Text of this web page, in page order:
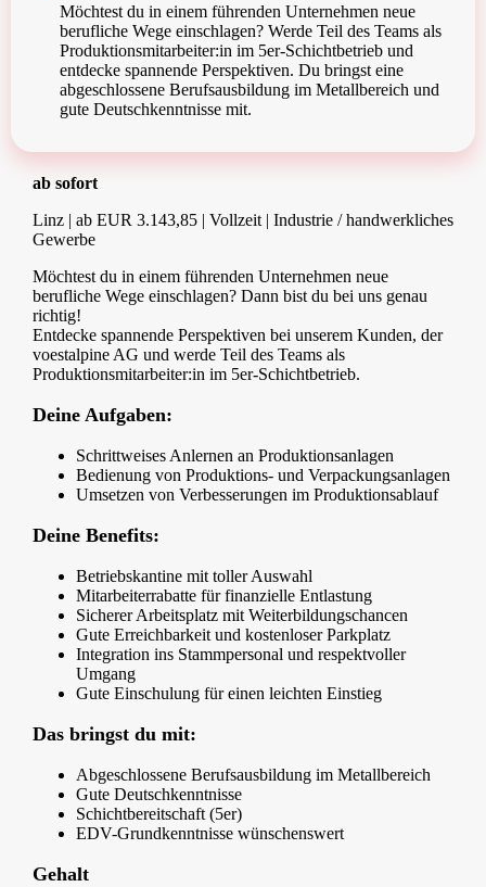
Möchtest du in einem führenden Unternehmen neue
berufliche Wege einschlagen? Werde Teil des Teams als
Produktionsmitarbeiter:in im 5er-Schichtbetrieb und
entdecke spannende Perspektiven. Du bringst eine
abgeschlossene Berufsausbildung im Metallbereich und
gute Deutschkenntnisse mit.
ab sofort
Linz | ab EUR 3.143,85 | Vollzeit | Industrie / handwerkliches
Gewerbe
Möchtest du in einem führenden Unternehmen neue
berufliche Wege einschlagen? Dann bist du bei uns genau
richtig!
Entdecke spannende Perspektiven bei unserem Kunden, der
voestalpine AG und werde Teil des Teams als
Produktionsmitarbeiter:in im 5er-Schichtbetrieb.
Deine Aufgaben:
Schrittweises Anlernen an Produktionsanlagen
Bedienung von Produktions- und Verpackungsanlagen
Umsetzen von Verbesserungen im Produktionsablauf
Deine Benefits:
Betriebskantine mit toller Auswahl
Mitarbeiterrabatte für finanzielle Entlastung
Sicherer Arbeitsplatz mit Weiterbildungschancen
Gute Erreichbarkeit und kostenloser Parkplatz
Integration ins Stammpersonal und respektvoller
Umgang
Gute Einschulung für einen leichten Einstieg
Das bringst du mit:
Abgeschlossene Berufsausbildung im Metallbereich
Gute Deutschkenntnisse
Schichtbereitschaft (5er)
EDV-Grundkenntnisse wünschenswert
Gehalt